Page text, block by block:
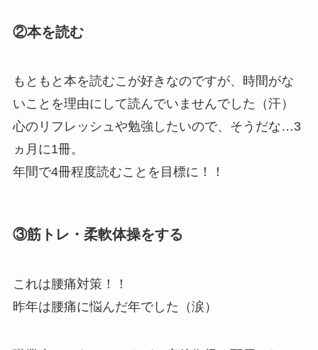
②本を読む
もともと本を読むこが好きなのですが、時間がな
いことを理由にして読んでいませんでした（汗）
心のリフレッシュや勉強したいので、そうだな…3
ヵ月に1冊。
年間で4冊程度読むことを目標に！！
③筋トレ・柔軟体操をする
これは腰痛対策！！
昨年は腰痛に悩んだ年でした（涙）